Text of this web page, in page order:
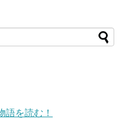
語を読む！